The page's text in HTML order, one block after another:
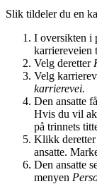
Slik tildeler du en
I oversikten i
karriereveien
Velg deretter
Velg
karrierevei.
Den ansatte
Hvis du vil
på trinnets
Klikk deretter
ansatte.
Den ansatte
menyen